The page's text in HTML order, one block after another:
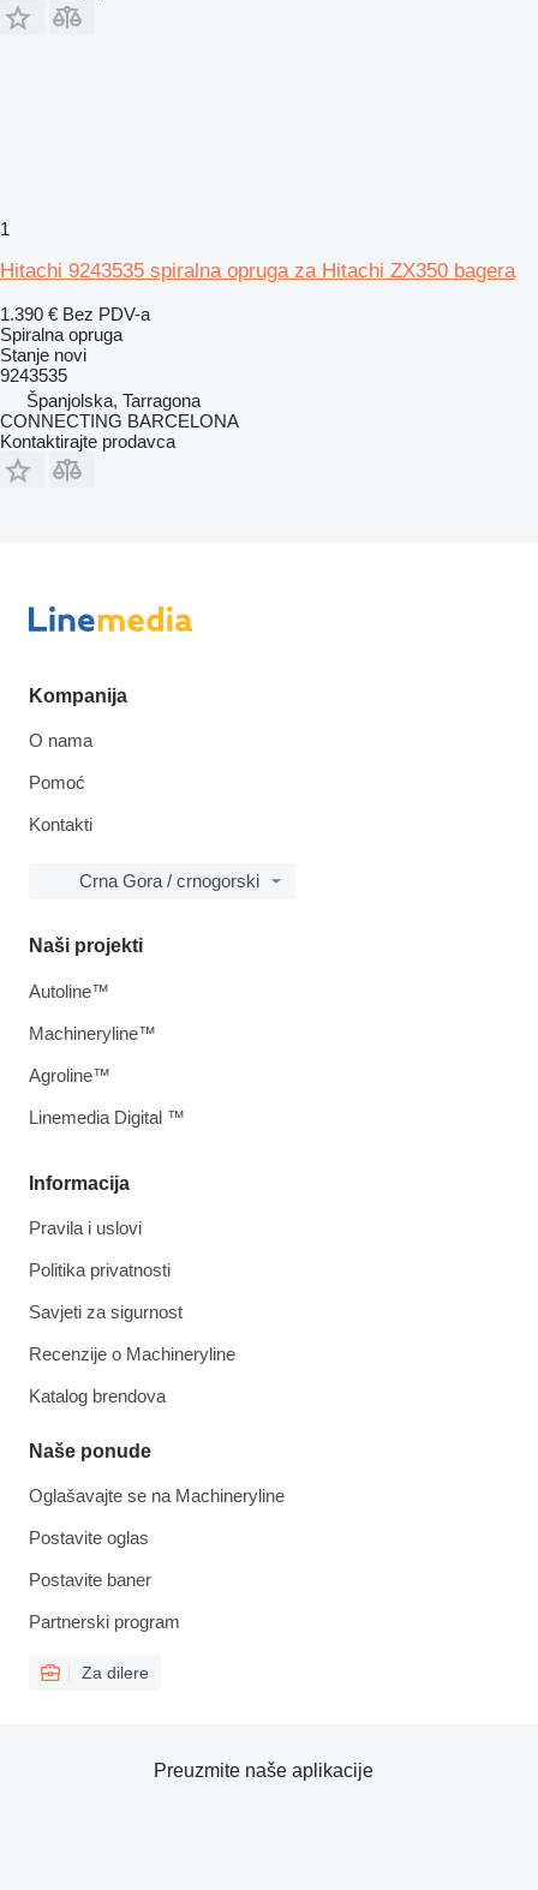
1
Hitachi 9243535 spiralna opruga za Hitachi ZX350 bagera
1.390 € Bez PDV-a
Spiralna opruga
Stanje novi
9243535
Španjolska, Tarragona
CONNECTING BARCELONA
Kontaktirajte prodavca
Kompanija
O nama
Pomoć
Kontakti
Crna Gora / crnogorski
Informacija
Pravila i uslovi
Politika privatnosti
Savjeti za sigurnost
Recenzije o Machineryline
Katalog brendova
Naše ponude
Oglašavajte se na Machineryline
Postavite oglas
Postavite baner
Partnerski program
Za dilere
Naši projekti
Autoline™
Machineryline™
Agroline™
Linemedia Digital ™
Preuzmite naše aplikacije